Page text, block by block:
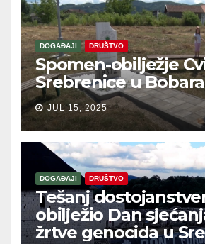
DOGAĐAJI DRUŠTVO
Spomen-obilježje
Srebrenice u
JUL 15, 2025
DOGAĐAJI DRUŠTVO
Tešanj
obilježio Dan
žrtve genocida u